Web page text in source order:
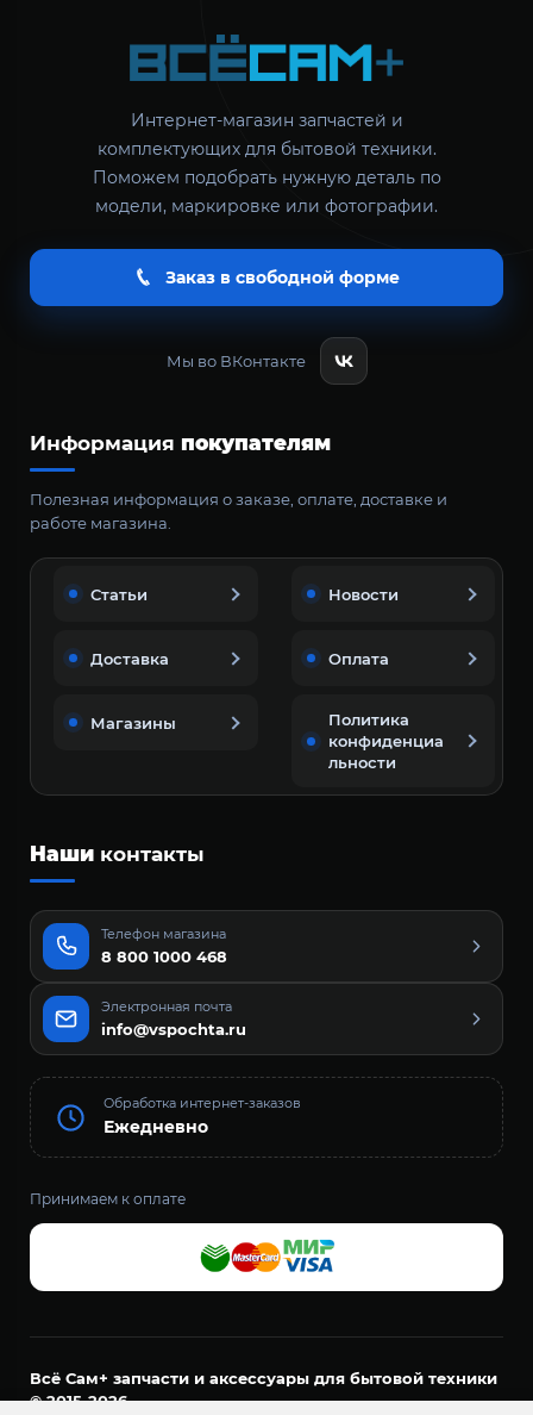
Интернет-магазин запчастей и
комплектующих для бытовой техники.
Поможем подобрать нужную деталь по
модели, маркировке или фотографии.
Заказ в свободной форме
Мы во ВКонтакте
Информация покупателям
Полезная информация о заказе, оплате, доставке и
работе магазина.
Статьи Новости
Доставка Оплата
Магазины
Политика
конфиденциа
льности
Наши контакты
Телефон магазина
8 800 1000 468
Электронная почта
info@vspochta.ru
Обработка интернет-заказов
Ежедневно
Принимаем к оплате
Всё Сам+ запчасти и аксессуары для бытовой техники
© 2015-2026